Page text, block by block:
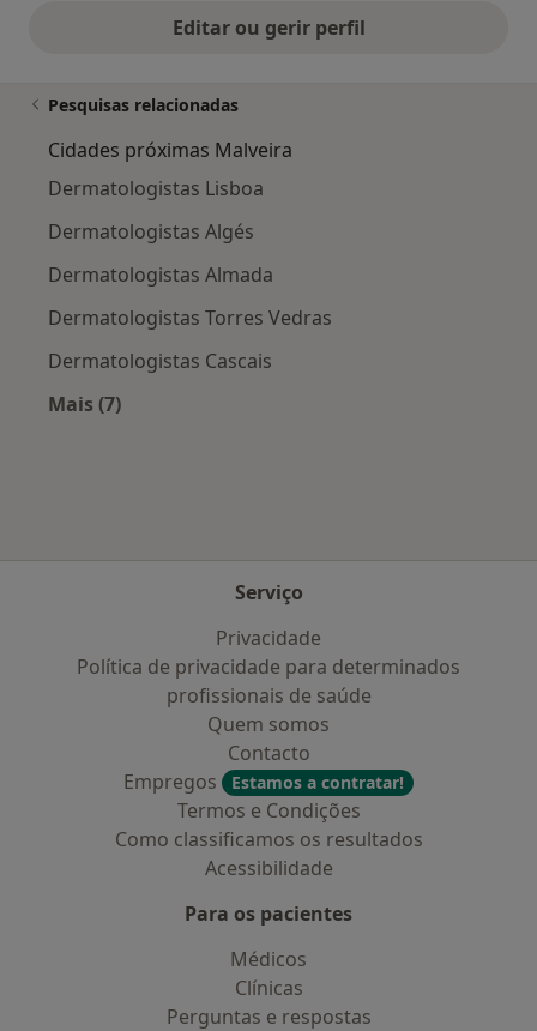
Editar ou gerir perfil
Pesquisas relacionadas
Cidades próximas Malveira
Dermatologistas Lisboa
Dermatologistas Algés
Dermatologistas Almada
Dermatologistas Torres Vedras
Dermatologistas Cascais
Mais (7)
Serviço
Privacidade
Política de privacidade para determinados
profissionais de saúde
Quem somos
Contacto
Empregos
Estamos a contratar!
Termos e Condições
Como classificamos os resultados
Acessibilidade
Para os pacientes
Médicos
Clínicas
Perguntas e respostas